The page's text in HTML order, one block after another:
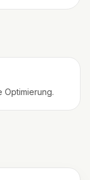
Optimierung.